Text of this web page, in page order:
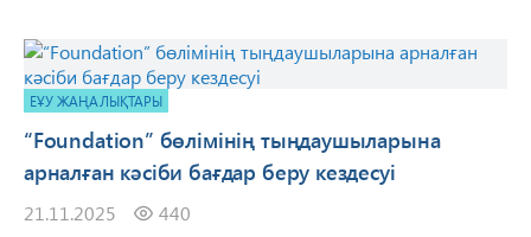
ЕҰУ ЖАҢАЛЫҚТАРЫ
“Foundation” бөлімінің тыңдаушыларына
арналған кәсіби бағдар беру кездесуі
21.11.2025 440